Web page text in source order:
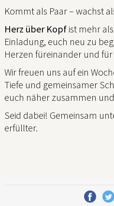
Kommt als Paar – wachst
Herz über Kopf ist mehr
Einladung, euch neu zu
Herzen füreinander und für
Wir freuen uns auf ein
Tiefe und gemeinsamer
euch näher zusammen
Seid dabei! Gemeinsam
erfüllter.